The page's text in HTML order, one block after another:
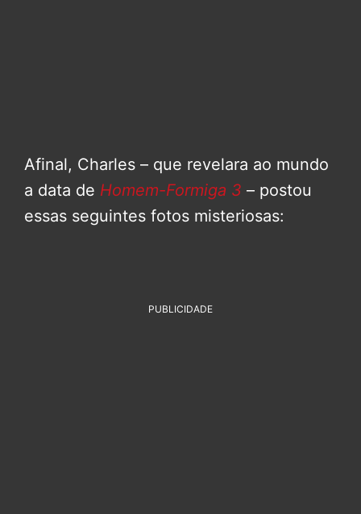
Afinal, Charles – que revelara ao mundo
a data de Homem-Formiga 3 – postou
essas seguintes fotos misteriosas:
PUBLICIDADE